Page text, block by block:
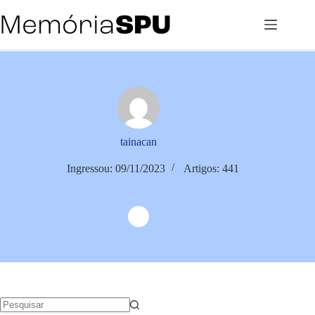
para
o
tainacan
Ingressou: 09/11/2023 Artigos: 441